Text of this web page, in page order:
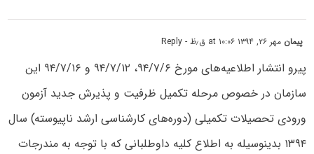
پیمان مهر ۲۶, ۱۳۹۴ at ۱۰:۰۶ ق٫ظ - Reply
پیرو انتشار اطلاعیه‌های مورخ ۹۴/۷/۶، ۹۴/۷/۱۲ و ۹۴/۷/۱۶ این
سازمان در خصوص مرحله تکمیل ظرفیت و پذیرش جدید آزمون
ورودی تحصیلات تکمیلی (دوره‌های کارشناسی ارشد ناپیوسته) سال
۱۳۹۴ بدینوسیله به اطلاع کلیه داوطلبانی که با توجه به مندرجات